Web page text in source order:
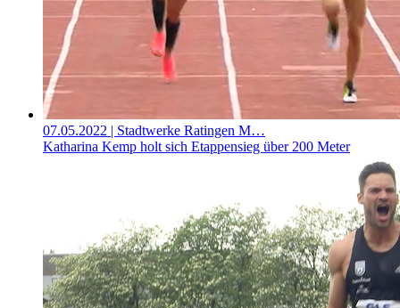
07.05.2022 | Stadtwerke Ratingen M…
Katharina Kemp holt sich Etappensieg über 200 Meter